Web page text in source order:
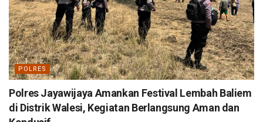
POLRES
Polres Jayawijaya Amankan Festival Lembah Baliem
di Distrik Walesi, Kegiatan Berlangsung Aman dan